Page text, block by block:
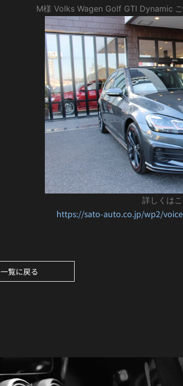
M様 Volks Wagen Golf GTI Dynamic
詳しくは
https://sato-auto.co.jp/wp2/
一覧に戻る